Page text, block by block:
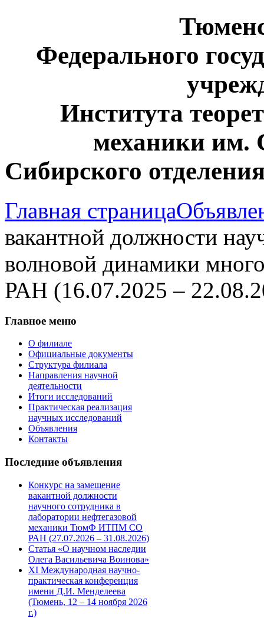
Федерального
Института
механики им.
Сибирского
Главная страница
вакантной должности
волновой динамики
РАН (16.07.2025 –
Главное меню
О филиале
Официальные документы
Структура филиала
Направления научной
деятельности
Итоги исследований
Практическая реализация
научных исследований
Объявления
Контакты
Последние объявления
Конкурс на замещение
вакантной должности
научного сотрудника в
лаборатории нефтегазовой
механики ТюмФ ИТПМ СО
РАН (27.07.2026 – 31.08.2026)
Статья «О научном наследии
Олега Васильевича Воинова»
XI Международная научно-
практическая конференция
имени Д.И. Менделеева
(Тюмень, 12 – 14 ноября 2026
г.)